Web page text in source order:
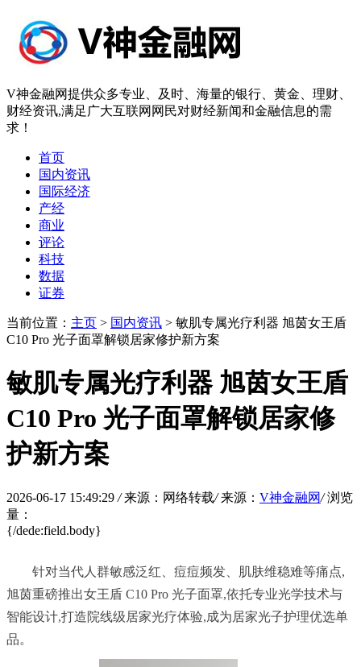
V神金融网提供众多专业、及时、海量的银行、黄金、理财、
财经资讯,满足广大互联网网民对财经新闻和金融信息的需
求！
首页
国内资讯
国际经济
产经
商业
评论
科技
数据
证券
当前位置： 主页 > 国内资讯 > 敏肌专属光疗利器 旭茵女王盾
C10 Pro 光子面罩解锁居家修护新方案
敏肌专属光疗利器 旭茵女王盾
C10 Pro 光子面罩解锁居家修
护新方案
2026-06-17 15:49:29 / 来源：网络转载/ 来源： V神金融网/ 浏览
量：
{/dede:field.body}
旭茵重磅推出女王盾 C10 Pro 光子面罩,依托专业光学技术与
智能设计,打造院线级居家光疗体验,成为居家光子护理优选单